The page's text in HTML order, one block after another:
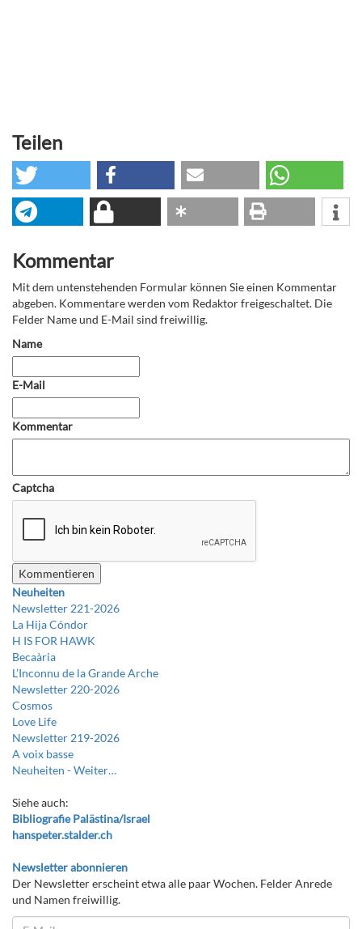
Teilen
Kommentar
Mit dem untenstehenden Formular können Sie einen Kommentar
abgeben. Kommentare werden vom Redaktor freigeschaltet. Die
Felder Name und E-Mail sind freiwillig.
Name
E-Mail
Kommentar
Captcha
Neuheiten
Newsletter 221-2026
La Hija Cóndor
H IS FOR HAWK
Becaària
L’Inconnu de la Grande Arche
Newsletter 220-2026
Cosmos
Love Life
Newsletter 219-2026
A voix basse
Neuheiten -Weiter…
Siehe auch:
Bibliografie Palästina/Israel
hanspeter.stalder.ch
Newsletter abonnieren
Der Newsletter erscheint etwa alle paar Wochen. Felder Anrede
und Namen freiwillig.